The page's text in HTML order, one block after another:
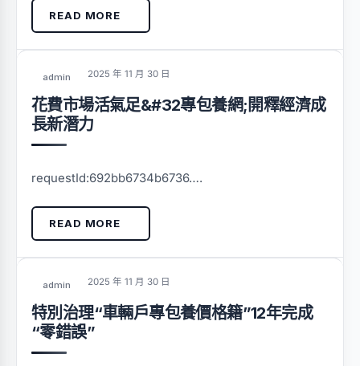
READ MORE
admin 2025 年 11 月 30 日
花費市場活氣足&#32專包養網;開釋經濟成
長新潛力
requestId:692bb6734b6736….
READ MORE
admin 2025 年 11 月 30 日
特別治理“車輛戶專包養價格籍”12年完成
“零錯誤”